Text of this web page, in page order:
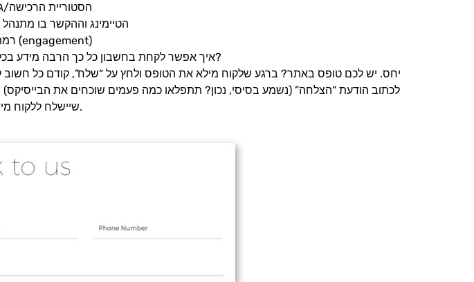
הסטוריית
הטיימינג וההקשר בו מתנהל
רמת המחוייבות (engagement)
איך אפשר לקחת בחשבון כל כך הרבה מידע בכל רגע בשביל לספק חוויית לקוח משביעת רצון?
לכתוב הודעת “הצלחה” (נשמע בסיסי, נכון? תתפלאו כמה פעמים שוכחים את הבייסיקס)
שיישלח ללקוח מיד עם הרשמתו.